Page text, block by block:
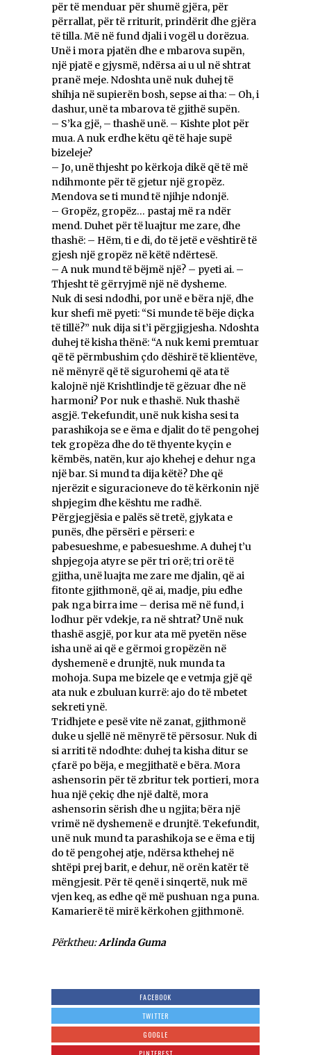
për të menduar për shumë gjëra, për
përrallat, për të rriturit, prindërit dhe gjëra
të tilla. Më në fund djali i vogël u dorëzua.
Unë i mora pjatën dhe e mbarova supën,
një pjatë e gjysmë, ndërsa ai u ul në shtrat
pranë meje. Ndoshta unë nuk duhej të
shihja në supierën bosh, sepse ai tha: – Oh, i
dashur, unë ta mbarova të gjithë supën.
– S’ka gjë, – thashë unë. – Kishte plot për
mua. A nuk erdhe këtu që të haje supë
bizeleje?
– Jo, unë thjesht po kërkoja dikë që të më
ndihmonte për të gjetur një gropëz.
Mendova se ti mund të njihje ndonjë.
– Gropëz, gropëz… pastaj më ra ndër
mend. Duhet për të luajtur me zare, dhe
thashë: – Hëm, ti e di, do të jetë e vështirë të
gjesh një gropëz në këtë ndërtesë.
– A nuk mund të bëjmë një? – pyeti ai. –
Thjesht të gërryjmë një në dysheme.
Nuk di sesi ndodhi, por unë e bëra një, dhe
kur shefi më pyeti: “Si munde të bëje diçka
të tillë?” nuk dija si t’i përgjigjesha. Ndoshta
duhej të kisha thënë: “A nuk kemi premtuar
që të përmbushim çdo dëshirë të klientëve,
në mënyrë që të sigurohemi që ata të
kalojnë një Krishtlindje të gëzuar dhe në
harmoni? Por nuk e thashë. Nuk thashë
asgjë. Tekefundit, unë nuk kisha sesi ta
parashikoja se e ëma e djalit do të pengohej
tek gropëza dhe do të thyente kyçin e
këmbës, natën, kur ajo khehej e dehur nga
një bar. Si mund ta dija këtë? Dhe që
njerëzit e siguracioneve do të kërkonin një
shpjegim dhe kështu me radhë.
Përgjegjësia e palës së tretë, gjykata e
punës, dhe përsëri e përseri: e
pabesueshme, e pabesueshme. A duhej t’u
shpjegoja atyre se për tri orë; tri orë të
gjitha, unë luajta me zare me djalin, që ai
fitonte gjithmonë, që ai, madje, piu edhe
pak nga birra ime – derisa më në fund, i
lodhur për vdekje, ra në shtrat? Unë nuk
thashë asgjë, por kur ata më pyetën nëse
isha unë ai që e gërmoi gropëzën në
dyshemenë e drunjtë, nuk munda ta
mohoja. Supa me bizele qe e vetmja gjë që
ata nuk e zbuluan kurrë: ajo do të mbetet
sekreti ynë.
Tridhjete e pesë vite në zanat, gjithmonë
duke u sjellë në mënyrë të përsosur. Nuk di
si arriti të ndodhte: duhej ta kisha ditur se
çfarë po bëja, e megjithatë e bëra. Mora
ashensorin për të zbritur tek portieri, mora
hua një çekiç dhe një daltë, mora
ashensorin sërish dhe u ngjita; bëra një
vrimë në dyshemenë e drunjtë. Tekefundit,
unë nuk mund ta parashikoja se e ëma e tij
do të pengohej atje, ndërsa kthehej në
shtëpi prej barit, e dehur, në orën katër të
mëngjesit. Për të qenë i sinqertë, nuk më
vjen keq, as edhe që më pushuan nga puna.
Kamarierë të mirë kërkohen gjithmonë.
Përktheu:Arlinda Guma
FACEBOOK
TWITTER
GOOGLE